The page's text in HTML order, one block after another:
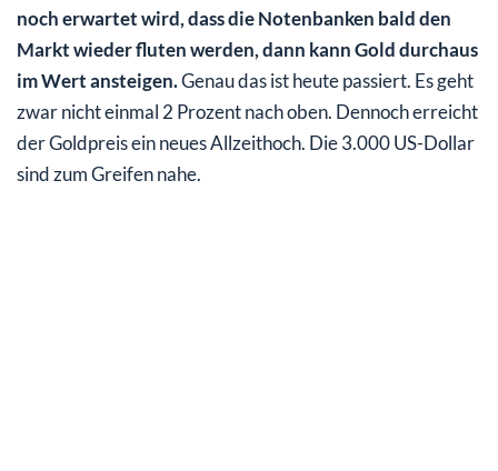
noch erwartet wird, dass die Notenbanken bald den
Markt wieder fluten werden, dann kann Gold durchaus
im Wert ansteigen.Genau das ist heute passiert. Es geht
zwar nicht einmal 2 Prozent nach oben. Dennoch erreicht
der Goldpreis ein neues Allzeithoch. Die 3.000 US-Dollar
sind zum Greifen nahe.